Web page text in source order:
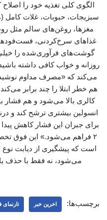
الگوی کلی تغذیه خود را
سبزیجات، حبوبات، غلات
مغزها، روغن‌های سالم مثل
غذاهای سرخ‌کردنی،
گوشت‌های فرآوری‌شده را
روزانه و خواب کافی داشته
می‌کند که «مصرف مداوم
هم خطر ابتلا را چند برابر
کالری بالا می‌شود و هم فشار
انسولین بیشتری ترشح کند و
برای جبران این فشار کاهش
۲ فراهم می‌شود.» این فوق
می‌شود، نه فقط با حذف
برچسب‌ها: اخرین خبر